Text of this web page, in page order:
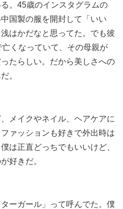
。45歳のインスタグラムの
国製の服を開封して「いい
はかだなと思ってた。でも彼
くなっていて、その母親が
たらしい。だから美しさへの
。
メイクやネイル、ヘアケアに
ァッションも好きで外出時は
は正直どっちでもいいけど、
好きだ。
ーガール」って呼んでた。僕